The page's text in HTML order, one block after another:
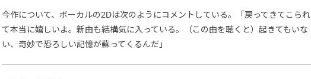
今作について、ボーカルの2Dは次のようにコメントしている。「戻ってきてこられ
て本当に嬉しいよ。新曲も結構気に入っている。（この曲を聴くと）起きてもいな
い、奇妙で恐ろしい記憶が蘇ってくるんだ」